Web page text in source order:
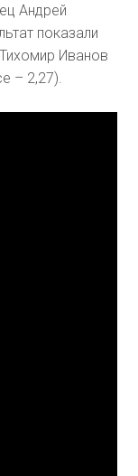
Андрей
показали
Иванов
– 2,27).